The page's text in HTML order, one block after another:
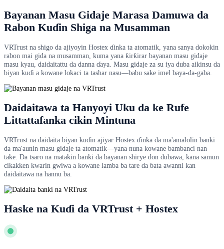
Bayanan Masu Gidaje Marasa Damuwa da
Rabon Kuɗin Shiga na Musamman
VRTrust na shigo da ajiyoyin Hostex ɗinka ta atomatik, yana sanya dokokin
rabon mai gida na musamman, kuma yana ƙirƙirar bayanan masu gidaje
masu kyau, daidaitattu da danna ɗaya. Masu gidaje za su iya duba aikinsu da
biyan kuɗi a kowane lokaci ta tashar nasu—babu sake imel baya-da-gaba.
Daidaitawa ta Hanyoyi Uku da ke Rufe
Littattafanka cikin Mintuna
VRTrust na daidaita biyan kuɗin ajiyar Hostex ɗinka da ma'amalolin banki
da ma'aunin masu gidaje ta atomatik—yana nuna kowane bambanci nan
take. Da tsaro na matakin banki da bayanan shirye don dubawa, kana samun
cikakken kwarin gwiwa a kowane lamba ba tare da ɓata awanni kan
daidaitawa na hannu ba.
Haske na Kuɗi da VRTrust + Hostex